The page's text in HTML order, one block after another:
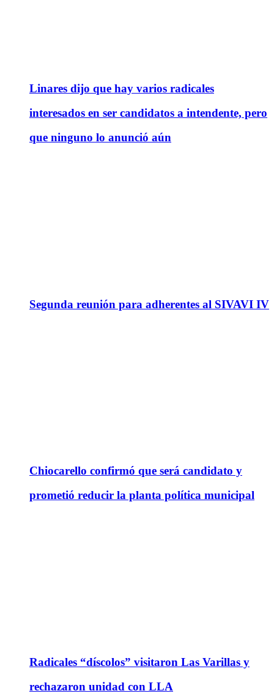
Linares dijo que hay varios radicales
interesados en ser candidatos a intendente, pero
que ninguno lo anunció aún
Segunda reunión para adherentes al SIVAVI IV
Chiocarello confirmó que será candidato y
prometió reducir la planta política municipal
Radicales “díscolos” visitaron Las Varillas y
rechazaron unidad con LLA